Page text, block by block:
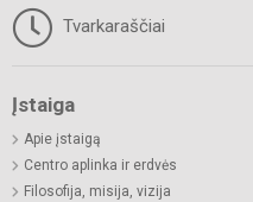
Tvarkaraščiai
Įstaiga
Apie įstaigą
Centro aplinka ir erdvės
Filosofija, misija, vizija